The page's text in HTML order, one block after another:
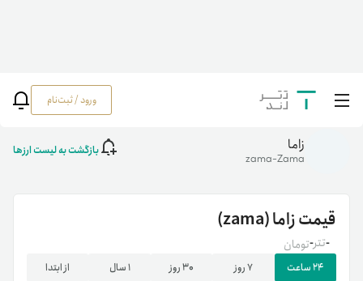
ورود / ثبت‌نام خانه رمزارزها/
zama
زاما
zama-Zama
بازگشت به لیست ارزها
قیمتزاما
-تومان -تتر
۲۴ ساعت ۷ روز ۳۰ روز ۱ سال از ابتدا